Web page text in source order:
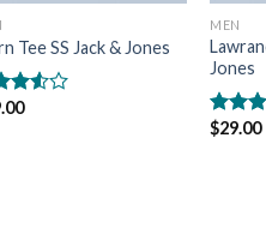
Tee SS Jack & Jones
MEN
Jones
5
$29.00